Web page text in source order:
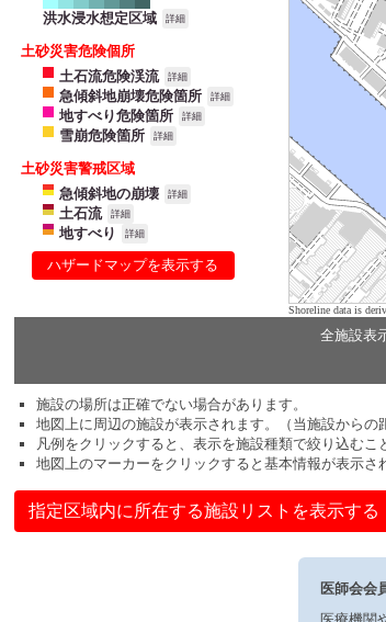
洪水浸水想定区域 詳細
土砂災害危険個所
土石流危険渓流
詳細
急傾斜地崩壊危険箇所 詳細
地すべり危険箇所 詳細
雪崩危険箇所 詳細
土砂災害警戒区域
急傾斜地の崩壊
詳細
土石流 詳細
地すべり 詳細
ハザードマップを表示する
Shoreline data is
全施設表
施設の場所は正確でない場合があります。
地図上に周辺の施設が表示されます。（当施設からの
凡例をクリックすると、表示を施設種類で絞り込むこ
地図上のマーカーをクリックすると基本情報が表示さ
指定区域内に所在する施設リストを表示する
医師会会